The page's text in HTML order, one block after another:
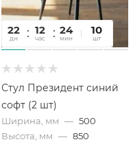
22
дн
12
час
24
мин
22
сек
10
шт
Стул Президент синий
софт (2 шт)
Ширина, мм — 500
Высота, мм — 850